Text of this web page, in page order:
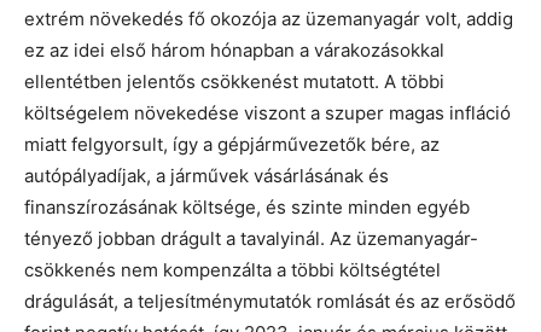
extrém növekedés fő okozója az üzemanyagár volt, addig
ez az idei első három hónapban a várakozásokkal
ellentétben jelentős csökkenést mutatott. A többi
költségelem növekedése viszont a szuper magas infláció
miatt felgyorsult, így a gépjárművezetők bére, az
autópályadíjak, a járművek vásárlásának és
finanszírozásának költsége, és szinte minden egyéb
tényező jobban drágult a tavalyinál. Az üzemanyagár-
csökkenés nem kompenzálta a többi költségtétel
drágulását, a teljesítménymutatók romlását és az erősödő